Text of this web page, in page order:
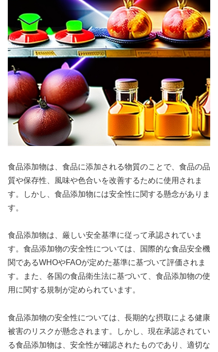
食品添加物は、食品に添加される物質のことで、食品の品
質や保存性、風味や色合いを改善するために使用されま
す。しかし、食品添加物には安全性に関する懸念がありま
す。
食品添加物は、厳しい安全基準に従って承認されていま
す。食品添加物の安全性については、国際的な食品安全機
関であるWHOやFAOが定めた基準に基づいて評価されま
す。また、各国の食品衛生法に基づいて、食品添加物の使
用に関する規制が定められています。
食品添加物の安全性については、長期的な摂取による健康
被害のリスクが懸念されます。しかし、現在承認されてい
る食品添加物は、安全性が確認されたものであり、適切な